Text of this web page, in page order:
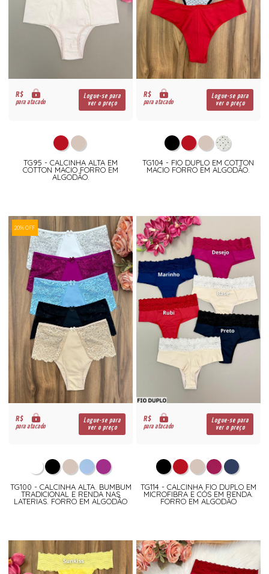
R$
para atacado
Logue-se para
ver o preço
TG95 - CALCINHA ALTA EM
COTTON MACIO FORRO EM
ALGODÃO.
R$
para atacado
Logue-se para
ver o preço
TG104 - FIO DUPLO EM COTTON
MACIO FORRO EM ALGODÃO.
20% OFF
R$
para atacado
Logue-se para
ver o preço
TG100 - CALCINHA ALTA. BUMBUM
TRADICIONAL E RENDA NAS
LATERIAS. FORRO EM ALGODÃO
R$
para atacado
Logue-se para
ver o preço
TG114 - CALCINHA FIO DUPLO EM
MICROFIBRA E CÓS EM RENDA.
FORRO EM ALGODÃO